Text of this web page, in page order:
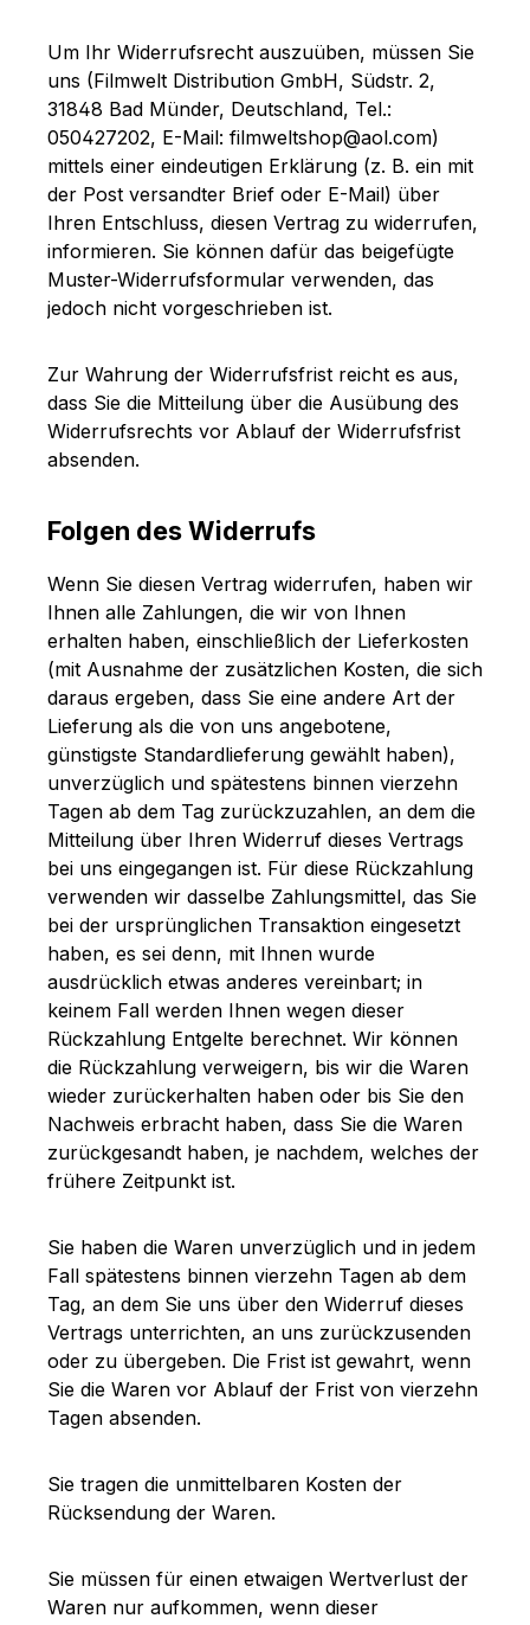
Um Ihr Widerrufsrecht auszuüben, müssen Sie
uns (Filmwelt Distribution GmbH, Südstr. 2,
31848 Bad Münder, Deutschland, Tel.:
050427202, E-Mail: filmweltshop@aol.com)
mittels einer eindeutigen Erklärung (z. B. ein mit
der Post versandter Brief oder E-Mail) über
Ihren Entschluss, diesen Vertrag zu widerrufen,
informieren. Sie können dafür das beigefügte
Muster-Widerrufsformular verwenden, das
jedoch nicht vorgeschrieben ist.
Zur Wahrung der Widerrufsfrist reicht es aus,
dass Sie die Mitteilung über die Ausübung des
Widerrufsrechts vor Ablauf der Widerrufsfrist
absenden.
Folgen des Widerrufs
Wenn Sie diesen Vertrag widerrufen, haben wir
Ihnen alle Zahlungen, die wir von Ihnen
erhalten haben, einschließlich der Lieferkosten
(mit Ausnahme der zusätzlichen Kosten, die sich
daraus ergeben, dass Sie eine andere Art der
Lieferung als die von uns angebotene,
günstigste Standardlieferung gewählt haben),
unverzüglich und spätestens binnen vierzehn
Tagen ab dem Tag zurückzuzahlen, an dem die
Mitteilung über Ihren Widerruf dieses Vertrags
bei uns eingegangen ist. Für diese Rückzahlung
verwenden wir dasselbe Zahlungsmittel, das Sie
bei der ursprünglichen Transaktion eingesetzt
haben, es sei denn, mit Ihnen wurde
ausdrücklich etwas anderes vereinbart; in
keinem Fall werden Ihnen wegen dieser
Rückzahlung Entgelte berechnet. Wir können
die Rückzahlung verweigern, bis wir die Waren
wieder zurückerhalten haben oder bis Sie den
Nachweis erbracht haben, dass Sie die Waren
zurückgesandt haben, je nachdem, welches der
frühere Zeitpunkt ist.
Sie haben die Waren unverzüglich und in jedem
Fall spätestens binnen vierzehn Tagen ab dem
Tag, an dem Sie uns über den Widerruf dieses
Vertrags unterrichten, an uns zurückzusenden
oder zu übergeben. Die Frist ist gewahrt, wenn
Sie die Waren vor Ablauf der Frist von vierzehn
Tagen absenden.
Sie tragen die unmittelbaren Kosten der
Rücksendung der Waren.
Sie müssen für einen etwaigen Wertverlust der
Waren nur aufkommen, wenn dieser